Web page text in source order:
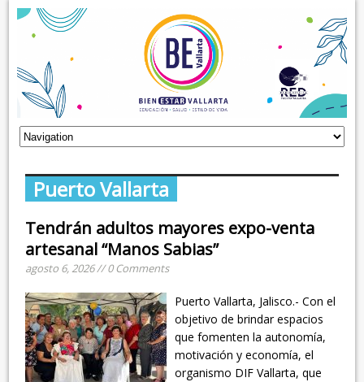
Puerto Vallarta
Tendrán adultos mayores expo-venta
artesanal “Manos Sabias”
agosto 6, 2026 // 0 Comments
Puerto Vallarta, Jalisco.- Con el
objetivo de brindar espacios
que fomenten la autonomía,
motivación y economía, el
organismo DIF Vallarta, que